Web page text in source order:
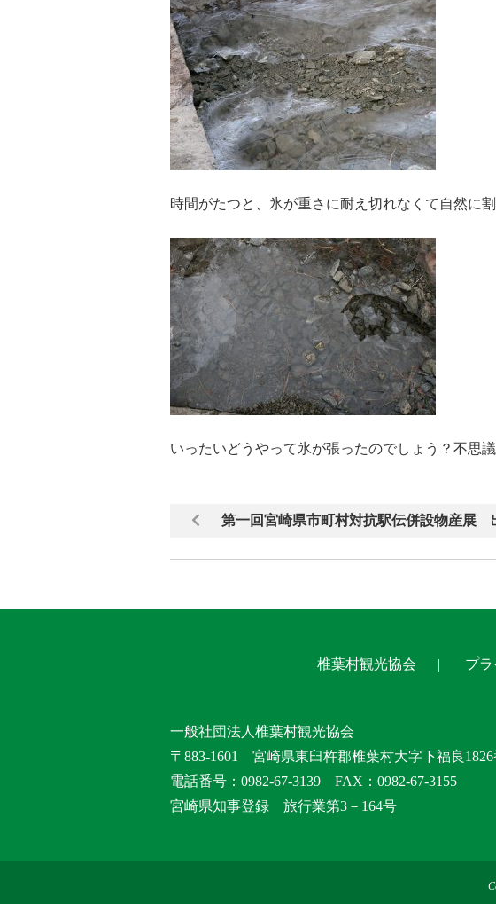
時間がたつと、氷が重さに耐え切れなくて自然に割
いったいどうやって氷が張ったのでしょう？不思議
第一回宮崎県市町村対抗駅伝併設物産展
椎葉村観光協会 プ
一般社団法人椎葉村観光協会
〒883-1601 宮崎県東臼杵郡椎葉村大字下福良1826
電話番号：0982-67-3139 FAX：0982-67-3155
宮崎県知事登録 旅行業第3－164号